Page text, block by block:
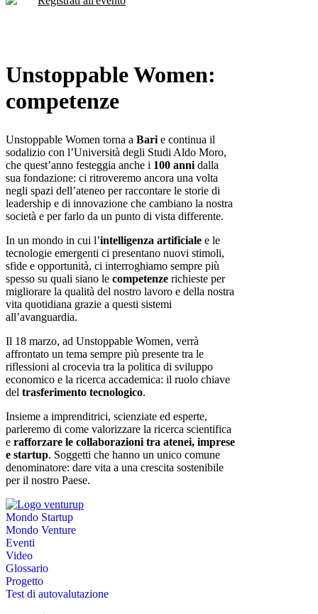
Unstoppable Women:
competenze
Unstoppable Women torna a Bari e continua il
sodalizio con l’Università degli Studi Aldo Moro,
che quest’anno festeggia anche i 100 anni dalla
sua fondazione: ci ritroveremo ancora una volta
negli spazi dell’ateneo per raccontare le storie di
leadership e di innovazione che cambiano la nostra
società e per farlo da un punto di vista differente.
In un mondo in cui l’intelligenza artificiale e le
tecnologie emergenti ci presentano nuovi stimoli,
sfide e opportunità, ci interroghiamo sempre più
spesso su quali siano le competenze richieste per
migliorare la qualità del nostro lavoro e della nostra
vita quotidiana grazie a questi sistemi
all’avanguardia.
Il 18 marzo, ad Unstoppable Women, verrà
affrontato un tema sempre più presente tra le
riflessioni al crocevia tra la politica di sviluppo
economico e la ricerca accademica: il ruolo chiave
del trasferimento tecnologico.
Insieme a imprenditrici, scienziate ed esperte,
parleremo di come valorizzare la ricerca scientifica
e rafforzare le collaborazioni tra atenei, imprese
e startup. Soggetti che hanno un unico comune
denominatore: dare vita a una crescita sostenibile
per il nostro Paese.
Mondo Startup
Mondo Venture
Eventi
Video
Glossario
Progetto
Test di autovalutazione